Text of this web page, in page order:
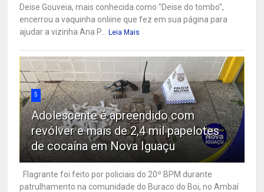
Deise Gouveia, mais conhecida como "Deise do tombo",
encerrou a vaquinha onliine que fez em sua página para
ajudar a vizinha Ana P...
Leia Mais
5
Adolescente é apreendido com
revólver e mais de 2,4 mil papelotes
de cocaína em Nova Iguaçu
Flagrante foi feito por policiais do 20º BPM durante
patrulhamento na comunidade do Buraco do Boi, no Ambaí